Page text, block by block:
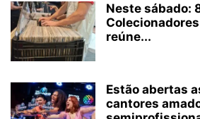
Neste sábado:
reúne...
Estão abertas
cantores